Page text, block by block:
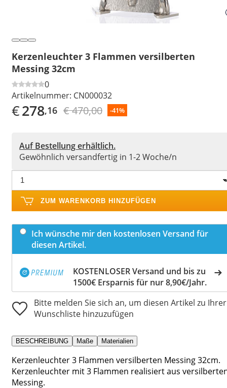
Kerzenleuchter 3 Flammen versilberten
Messing 32cm
0
Artikelnummer: CN000032
€278,16 € 470,00 -41%
Auf Bestellung erhältlich.
Gewöhnlich versandfertig in 1-2 Woche/n
ZUM WARENKORB HINZUFÜGEN
Ich wünsche mir den kostenlosen Versand für
diesen Artikel.
KOSTENLOSER Versand und bis zu
1500€ Ersparnis für nur 8,90€/Jahr.
Bitte melden Sie sich an, um diesen Artikel zu Ihrer
Wunschliste hinzuzufügen
BESCHREIBUNG Maße Materialien
Kerzenleuchter 3 Flammen versilberten Messing 32cm.
Kerzenleuchter mit 3 Flammen realisiert aus
Messing.